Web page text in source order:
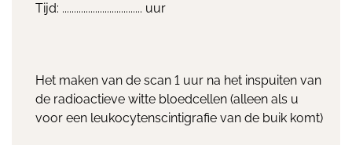
Tijd: .................................. uur
Het maken van de scan 1 uur na het inspuiten van
de radioactieve witte bloedcellen (alleen als u
voor een leukocytenscintigrafie van de buik komt)